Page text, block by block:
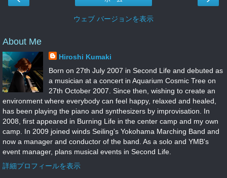
ウェブ バージョンを表示
About Me
Hiroshi Kumaki
Born on 27th July 2007 in Second Life and debuted as
a musician at a concert in Aquarium Cosmic Tree on
27th October 2007. Since then, wishing to create an
environment where everybody can feel happy, relaxed and healed,
has been playing the piano and synthesizers by improvisation. In
2008, first appeared in Burning Life in the center camp and my own
camp. In 2009 joined winds Seiling's Yokohama Marching Band and
now a manager and conductor of the band. As a solo and YMB's
event manager, plans musical events in Second Life.
詳細プロフィールを表示